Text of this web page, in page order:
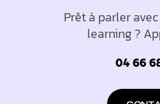
Prêt à parler
learning ?
04 66